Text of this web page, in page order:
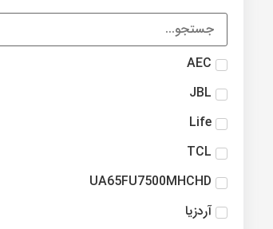
AEC
JBL
Life
TCL
UA65FU7500MHCHD
آردزیا